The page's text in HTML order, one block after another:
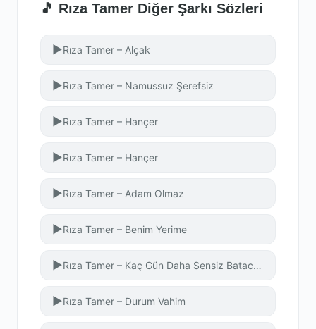
🎵 Rıza Tamer Diğer Şarkı Sözleri
▶Rıza Tamer – Alçak
▶Rıza Tamer – Namussuz Şerefsiz
▶Rıza Tamer – Hançer
▶Rıza Tamer – Hançer
▶Rıza Tamer – Adam Olmaz
▶Rıza Tamer – Benim Yerime
▶ Rıza Tamer – Kaç Gün Daha Sensiz Batacak
▶Rıza Tamer – Durum Vahim